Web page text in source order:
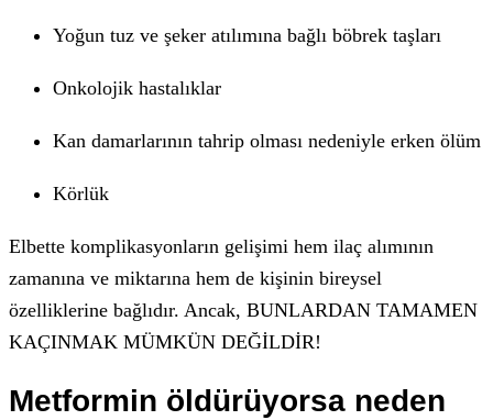
Yoğun tuz ve şeker atılımına bağlı böbrek taşları
Onkolojik hastalıklar
Kan damarlarının tahrip olması nedeniyle erken ölüm
Körlük
Elbette komplikasyonların gelişimi hem ilaç alımının
zamanına ve miktarına hem de kişinin bireysel
özelliklerine bağlıdır. Ancak, BUNLARDAN TAMAMEN
KAÇINMAK MÜMKÜN DEĞİLDİR!
Metformin öldürüyorsa neden